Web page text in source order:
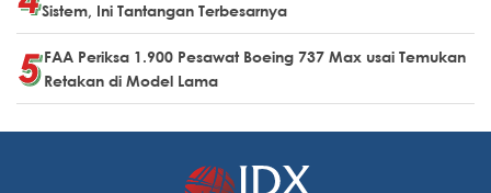
Sistem, Ini Tantangan Terbesarnya
FAA Periksa 1.900 Pesawat Boeing 737 Max usai Temukan
Retakan di Model Lama